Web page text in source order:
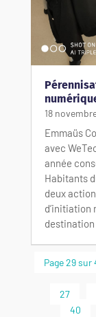
18
Emmaüs
avec
année
Habitants
deux
d’initiation
Page 29 sur
27
40